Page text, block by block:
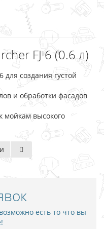
FJ 6 (0.6 л)
для создания густой
и обработки фасадов
мойкам высокого
есть то что вы